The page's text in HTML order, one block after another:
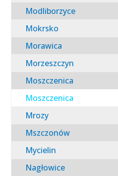
Modliborzyce
Mokrsko
Morawica
Morzeszczyn
Moszczenica
Moszczenica
Mrozy
Mszczonów
Mycielin
Nagłowice